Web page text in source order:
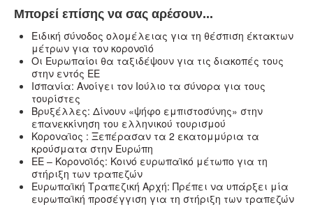
Μπορεί επίσης να σας αρέσουν...
Ειδική σύνοδος ολομέλειας για τη θέσπιση έκτακτων
μέτρων για τον κορονοϊό
Οι Ευρωπαίοι θα ταξιδέψουν για τις διακοπές τους
στην εντός ΕΕ
Ισπανία: Ανοίγει τον Ιούλιο τα σύνορα για τους
τουρίστες
Βρυξέλλες: Δίνουν «ψήφο εμπιστοσύνης» στην
επανεκκίνηση του ελληνικού τουρισμού
Κοροναϊος : Ξεπέρασαν τα 2 εκατομμύρια τα
κρούσματα στην Ευρώπη
ΕΕ – Κορονοϊός: Κοινό ευρωπαϊκό μέτωπο για τη
στήριξη των τραπεζών
Ευρωπαϊκή Τραπεζική Αρχή: Πρέπει να υπάρξει μία
ευρωπαϊκή προσέγγιση για τη στήριξη των τραπεζών